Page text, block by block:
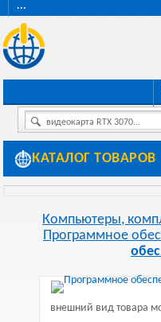
···
видеокарта RTX 3070...
КАТАЛОГ ТОВАРОВ
Компьютеры,
Программное
внешний вид товара